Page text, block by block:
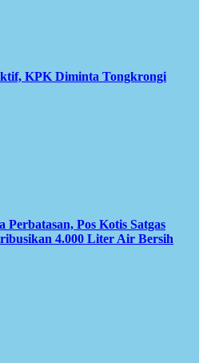
KPK Diminta Tongkrongi
Pos Kotis Satgas
4.000 Liter Air Bersih